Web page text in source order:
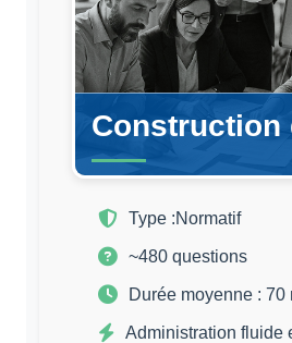
Construction
Type :Normatif
~480 questions
Durée moyenne : 70
Administration fluide